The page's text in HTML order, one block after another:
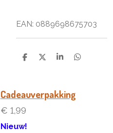
EAN: 0889698675703
D
D
S
e
D
Cadeauverpakking
€ 1,99
Nieuw!